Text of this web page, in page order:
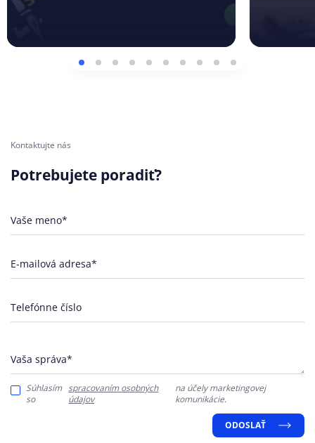
Kontaktujte nás
Potrebujete poradiť?
Vaše meno*
E-mailová adresa*
Telefónne číslo
Vaša správa*
Súhlasím
so
spracovaním osobných
údajov
na účely marketingovej
komunikácie.
ODOSLAŤ